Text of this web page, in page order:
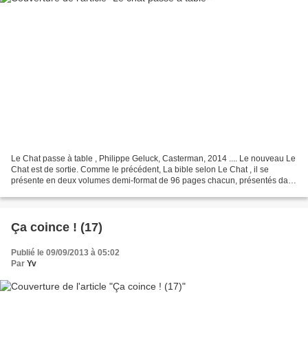
Le Chat passe à table , Philippe Geluck, Casterman, 2014 .... Le nouveau Le
Chat est de sortie. Comme le précédent, La bible selon Le Chat , il se
présente en deux volumes demi-format de 96 pages chacun, présentés dans
Ça coince ! (17)
Publié le 09/09/2013 à 05:02
Par Yv